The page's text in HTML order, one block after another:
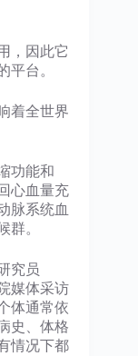
，因此它
平台。
着全世界
功能和
心血量充
脉系统血
群。
究员
媒体采访
体通常依
史、体格
情况下都